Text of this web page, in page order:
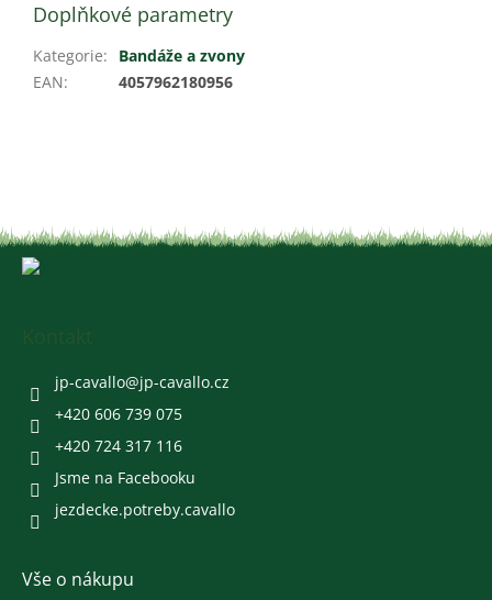
Doplňkové parametry
Kategorie:
Bandáže a zvony
EAN: 4057962180956
jp-cavallo@jp-cavallo.cz
+420 606 739 075
+420 724 317 116
Jsme na Facebooku
jezdecke.potreby.cavallo
Vše o nákupu